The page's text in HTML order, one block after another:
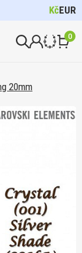
KčEUR
0
20mm